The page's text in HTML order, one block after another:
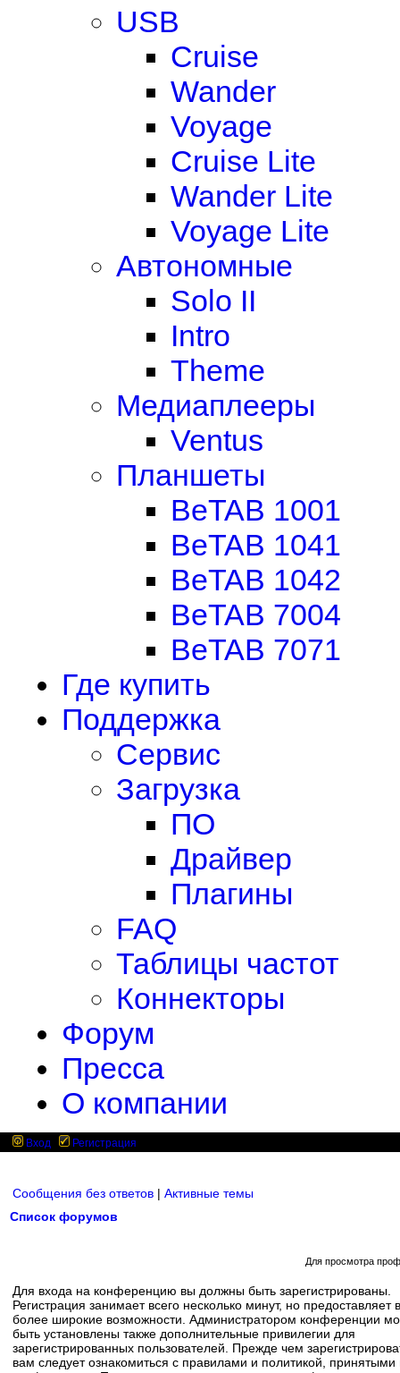
USB
Cruise
Wander
Voyage
Cruise Lite
Wander Lite
Voyage Lite
Автономные
Solo II
Intro
Theme
Медиаплееры
Ventus
Планшеты
BeTAB 1001
BeTAB 1041
BeTAB 1042
BeTAB 7004
BeTAB 7071
Где купить
Поддержка
Сервис
Загрузка
ПО
Драйвер
Плагины
FAQ
Таблицы частот
Коннекторы
Форум
Пресса
О компании
Вход Регистрация
Сообщения без ответов | Активные темы
Список форумов
Для просмотра
Для входа на конференцию вы должны быть зарегистрированы.
Регистрация занимает всего несколько минут, но предоставляет
более широкие возможности. Администратором конференции
быть установлены также дополнительные привилегии для
зарегистрированных пользователей. Прежде чем
вам следует ознакомиться с правилами и политикой, принятыми